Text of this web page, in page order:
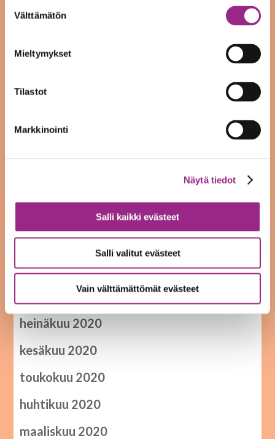
valinta
Välttämätön
Mieltymykset
Tilastot
Markkinointi
Näytä tiedot
Salli kaikki evästeet
Salli valitut evästeet
Vain välttämättömät evästeet
elokuu 2021
huhtikuu 2021
joulukuu 2020
marraskuu 2020
lokakuu 2020
syyskuu 2020
heinäkuu 2020
kesäkuu 2020
toukokuu 2020
huhtikuu 2020
maaliskuu 2020